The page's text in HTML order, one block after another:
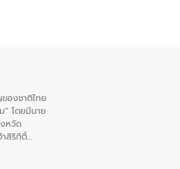
องชาติไทย
” โดยมีนาย
หวัด
าสิริกิติ์